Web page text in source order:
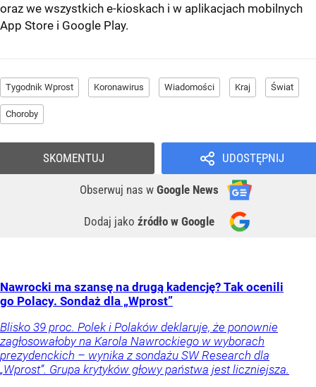
oraz we wszystkich e-kioskach i w aplikacjach mobilnych
App Store i Google Play.
Tygodnik Wprost Koronawirus Wiadomości Kraj Świat
Choroby
UDOSTĘPNIJ
Obserwuj nas w Google News
Dodaj jako źródło w Google
SKOMENTUJ
Nawrocki ma szansę na drugą kadencję? Tak ocenili
go Polacy. Sondaż dla „Wprost”
Blisko 39 proc. Polek i Polaków deklaruje, że ponownie
zagłosowałoby na Karola Nawrockiego w wyborach
prezydenckich – wynika z sondażu SW Research dla
„Wprost”. Grupa krytyków głowy państwa jest liczniejsza.